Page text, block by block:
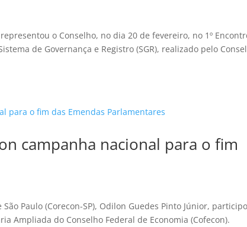
o Conselho, no dia 20 de fevereiro, no 1º
de Governança e Registro (SGR), realizado pelo
campanha nacional para o fim
Paulo (Corecon-SP), Odilon Guedes Pinto Júnior,
Ampliada do Conselho Federal de Economia (Cofecon).